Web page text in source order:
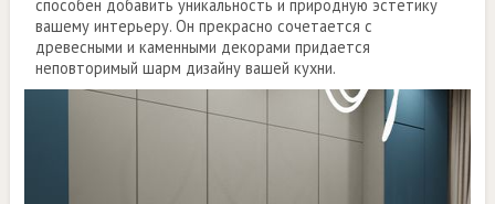
способен добавить уникальность и природную эстетику
вашему интерьеру. Он прекрасно сочетается с
древесными и каменными декорами придается
неповторимый шарм дизайну вашей кухни.